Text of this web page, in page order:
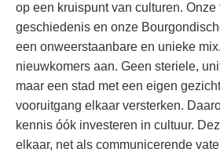
op een kruispunt van culturen. Onze
geschiedenis en onze
een onweerstaanbare en unieke
nieuwkomers aan. Geen steriele,
maar een stad met een eigen
vooruitgang elkaar versterken.
kennis óók investeren in cultuur.
elkaar, net als communicerende